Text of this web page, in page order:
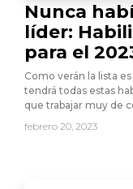
Nunca
líder:
para el
Como verán la lista
tendrá todas estas
que trabajar muy de
febrero 20, 2023